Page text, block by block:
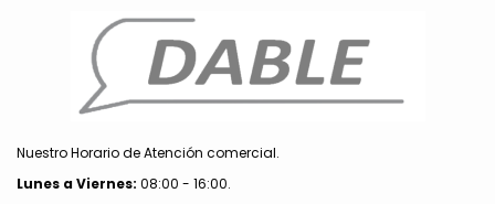
Nuestro Horario de Atención comercial.
Lunes a Viernes: 08:00 - 16:00.